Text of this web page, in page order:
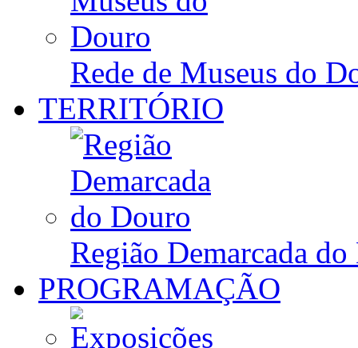
Rede de Museus do
TERRITÓRIO
Região Demarcada
PROGRAMAÇÃO